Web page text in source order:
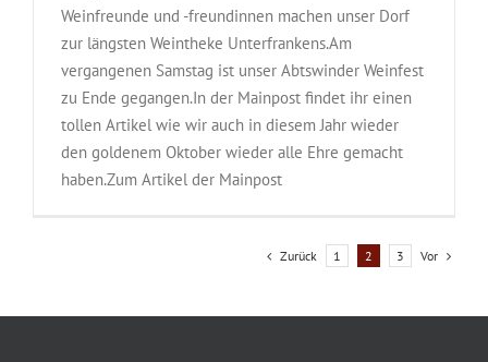
Weinfreunde und -freundinnen machen unser Dorf
zur längsten Weintheke Unterfrankens.Am
vergangenen Samstag ist unser Abtswinder Weinfest
zu Ende gegangen.In der Mainpost findet ihr einen
tollen Artikel wie wir auch in diesem Jahr wieder
den goldenem Oktober wieder alle Ehre gemacht
haben.Zum Artikel der Mainpost
Zurück 1 2 3 Vor